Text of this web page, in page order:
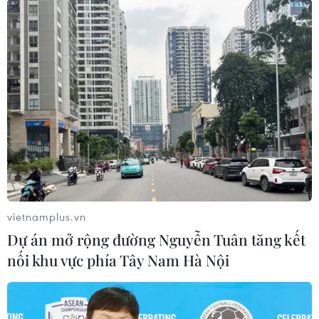
#Thuốc giả #Thuốc nhái
#Hội thảo quốc tế
#Đại học Dược Hà Nội
Theo dõi VietnamPlus
vietnamplus.vn
Dự án mở rộng đường Nguyễn Tuân tăng kết
nối khu vực phía Tây Nam Hà Nội